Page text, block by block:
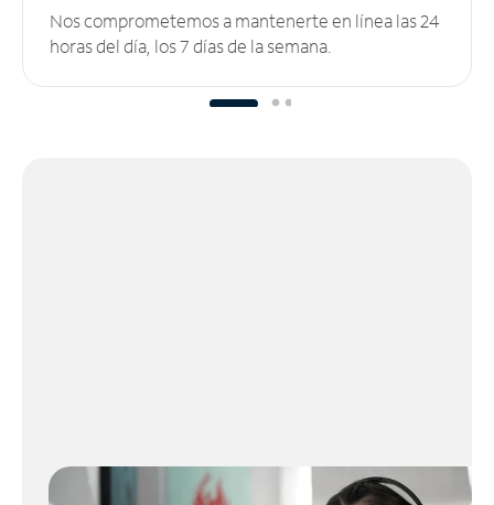
Nos comprometemos a mantenerte en línea las 24
horas del día, los 7 días de la semana.